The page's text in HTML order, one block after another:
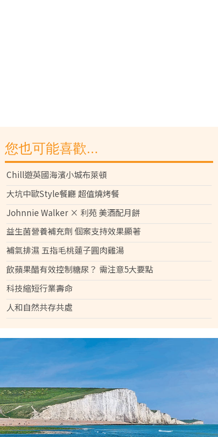
您也可能喜歡...
Chill遊英國海濱小城布萊頓
大坑中歐Style餐廳 超值燒烤餐
Johnnie Walker × 利苑 美酒配月餅
益生菌營養補充劑 個案支持效果顯著
補氣排濕 五指毛桃蓮子圓肉雞湯
飲蘋果醋有效控制糖尿？ 需注意5大要點
科技縮短行業壽命
人和自然共存共處